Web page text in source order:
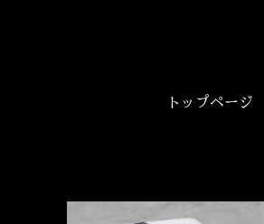
トップページ